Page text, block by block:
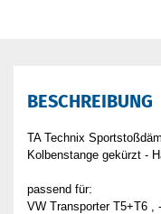
BESCHREIBUNG
TA Technix
Kolbenstange gekürzt -
passend für:
VW Transporter T5+T6 ,